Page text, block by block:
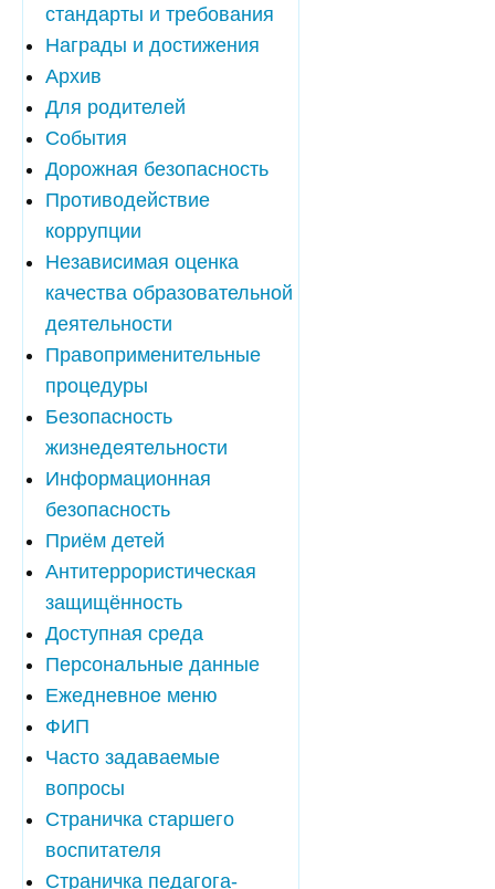
стандарты и требования
Награды и достижения
Архив
Для родителей
События
Дорожная безопасность
Противодействие
коррупции
Независимая оценка
качества образовательной
деятельности
Правоприменительные
процедуры
Безопасность
жизнедеятельности
Информационная
безопасность
Приём детей
Антитеррористическая
защищённость
Доступная среда
Персональные данные
Ежедневное меню
ФИП
Часто задаваемые
вопросы
Страничка старшего
воспитателя
Страничка педагога-